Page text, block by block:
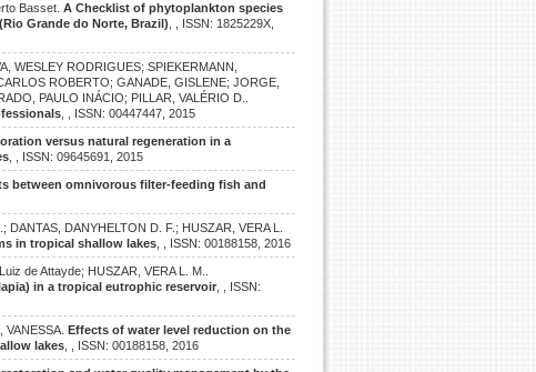
Basset. A Checklist of phytoplankton species
Grande do Norte, Brazil)
, , ISSN: 1825229X,
WESLEY RODRIGUES; SPIEKERMANN,
ROBERTO; GANADE, GISLENE; JORGE,
PAULO INÁCIO; PILLAR, VALÉRIO D..
, , ISSN: 00447447, 2015
versus natural regeneration in a
, , ISSN: 09645691, 2015
between omnivorous filter-feeding fish and
DANYHELTON D. F.; HUSZAR, VERA L.
in tropical shallow lakes , , ISSN: 00188158, 2016
de Attayde; HUSZAR, VERA L. M..
in a tropical eutrophic reservoir , , ISSN:
Effects of water level reduction on the
lakes , , ISSN: 00188158, 2016